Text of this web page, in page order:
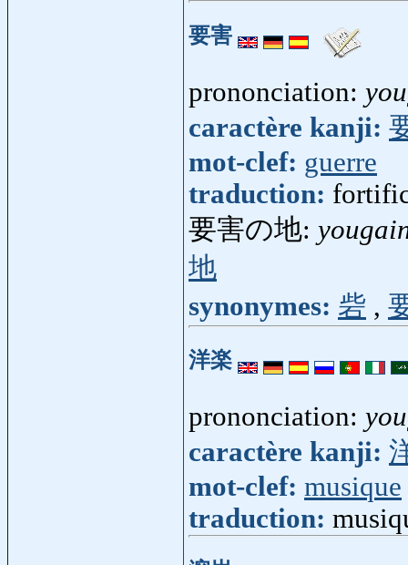
要害
prononciation:
caractère kanji:
mot-clef: guerre
traduction:
要害の地:
地
synonymes: 砦 ,
洋楽
prononciation:
caractère kanji:
mot-clef: musique
traduction: